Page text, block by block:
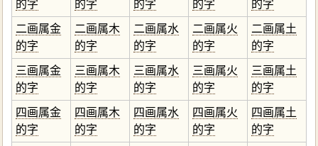
的字
的字
的字
的字
的字
二画属金
的字
二画属木
的字
二画属水
的字
二画属火
的字
二画属土
的字
三画属金
的字
三画属木
的字
三画属水
的字
三画属火
的字
三画属土
的字
四画属金
的字
四画属木
的字
四画属水
的字
四画属火
的字
四画属土
的字